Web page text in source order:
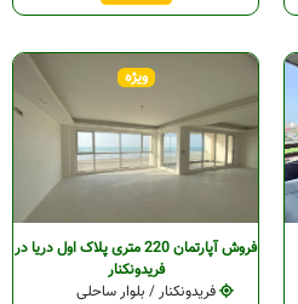
ویژه
فروش آپارتمان 220 متری پلاک اول دریا در
فریدونکنار
فریدونکنار / بلوار ساحلی